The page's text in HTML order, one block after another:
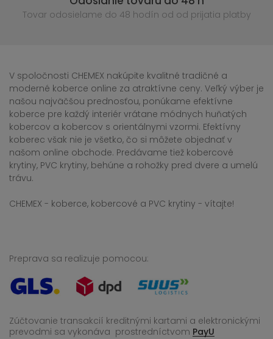
Tovar odosielame do 48 hodín od od prijatia platby
V spoločnosti CHEMEX nakúpite kvalitné tradičné a
moderné koberce online za atraktívne ceny. Veľký výber je
našou najväčšou prednosťou, ponúkame efektívne
koberce pre každý interiér vrátane módnych huňatých
kobercov a kobercov s orientálnymi vzormi. Efektívny
koberec však nie je všetko, čo si môžete objednať v
našom online obchode. Predávame tiež kobercové
krytiny, PVC krytiny, behúne a rohožky pred dvere a umelú
trávu.
CHEMEX - koberce, kobercové a PVC krytiny - vítajte!
Preprava sa realizuje pomocou:
Zúčtovanie transakcií kreditnými kartami a elektronickými
prevodmi sa vykonáva prostredníctvom PayU